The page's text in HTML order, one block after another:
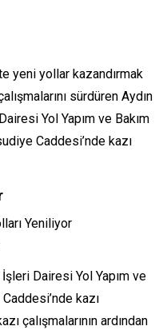
yeni yollar kazandırmak
sürdüren Aydın
Yol Yapım ve Bakım
Caddesi’nde kazı
Dairesi Yol Yapım ve
kazı
çalışmalarının ardından